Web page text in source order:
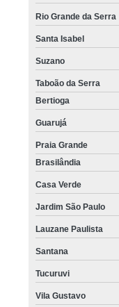
Rio Grande da Serra
Santa Isabel
Suzano
Taboão da Serra
Bertioga
Guarujá
Praia Grande
Brasilândia
Casa Verde
Jardim São Paulo
Lauzane Paulista
Santana
Tucuruvi
Vila Gustavo